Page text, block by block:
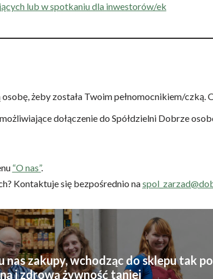
lub w spotkaniu dla inwestorów/ek
żeby została Twoim pełnomocnikiem/czką.
dołączenie do Spółdzielni Dobrze
“O nas”.
Kontaktuje się bezpośrednio na
nas zakupy, wchodząc do sklepu tak
i zdrową żywność taniej